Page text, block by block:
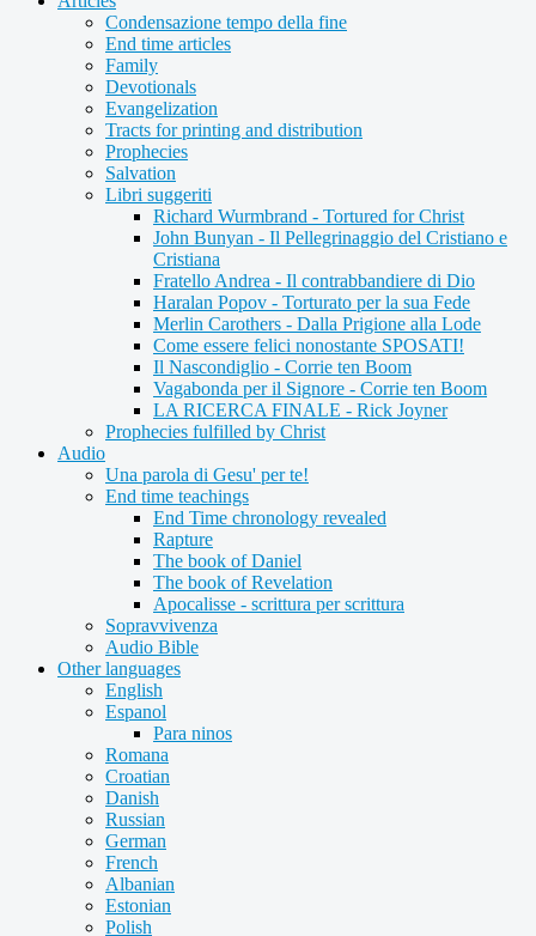
Condensazione tempo della fine
End time articles
Family
Devotionals
Evangelization
Tracts for printing and distribution
Prophecies
Salvation
Libri suggeriti
Richard Wurmbrand - Tortured for Christ
John Bunyan - Il Pellegrinaggio del Cristiano e
Cristiana
Fratello Andrea - Il contrabbandiere di Dio
Haralan Popov - Torturato per la sua Fede
Merlin Carothers - Dalla Prigione alla Lode
Come essere felici nonostante SPOSATI!
Il Nascondiglio - Corrie ten Boom
Vagabonda per il Signore - Corrie ten Boom
LA RICERCA FINALE - Rick Joyner
Prophecies fulfilled by Christ
Audio
Una parola di Gesu' per te!
End time teachings
End Time chronology revealed
Rapture
The book of Daniel
The book of Revelation
Apocalisse - scrittura per scrittura
Sopravvivenza
Audio Bible
Other languages
English
Espanol
Para ninos
Romana
Croatian
Danish
Russian
German
French
Albanian
Estonian
Polish